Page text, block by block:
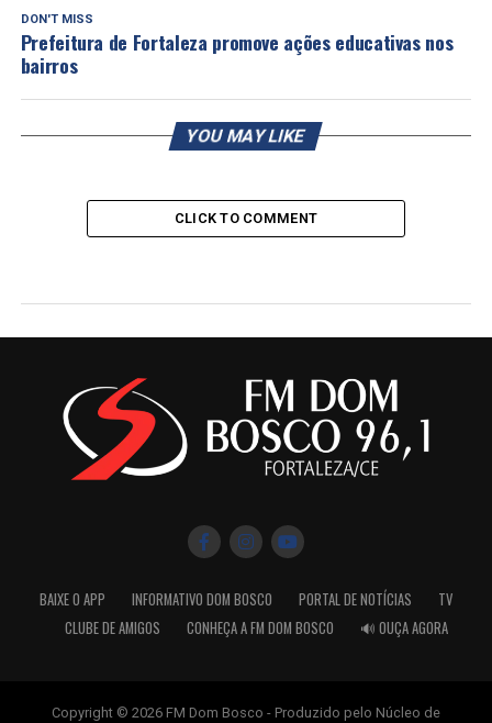
DON'T MISS
Prefeitura de Fortaleza promove ações educativas nos
bairros
YOU MAY LIKE
CLICK TO COMMENT
BAIXE O APP INFORMATIVO DOM BOSCO PORTAL DE NOTÍCIAS
TV
CLUBE DE AMIGOS
CONHEÇA A FM DOM BOSCO 🔊 OUÇA AGORA
Copyright © 2026 FM Dom Bosco - Produzido pelo Núcleo de